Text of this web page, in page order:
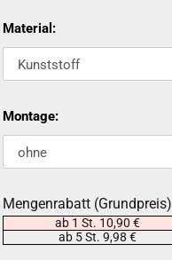
Material:
Montage:
Mengenrabatt (Grundpreis)
ab 1 St. 10,90 €
ab 5 St. 9,98 €